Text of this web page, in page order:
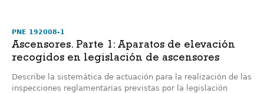
PNE 192008-1
Ascensores. Parte 1: Aparatos de elevación
recogidos en legislación de ascensores
Describe la sistemática de actuación para la realización de las
inspecciones reglamentarias previstas por la legislación